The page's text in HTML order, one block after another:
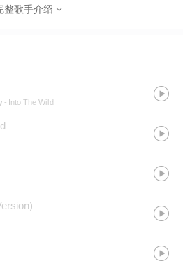
、Isgaard和Charlotte Church等，那
整歌手介绍
- Into The Wild